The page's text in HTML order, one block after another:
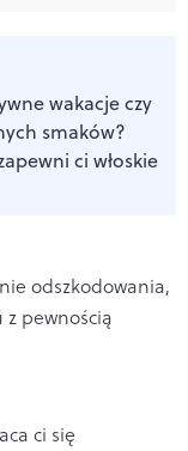
wakacje czy
smaków?
ci włoskie
odszkodowania,
pewnością
ci się